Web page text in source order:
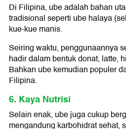
Di Filipina, ube adalah bahan
tradisional seperti ube halaya
kue-kue manis.
Seiring waktu, penggunaannya
hadir dalam bentuk donat, latte,
Bahkan ube kemudian populer
Filipina.
6. Kaya Nutrisi
Selain enak, ube juga cukup
mengandung karbohidrat sehat,